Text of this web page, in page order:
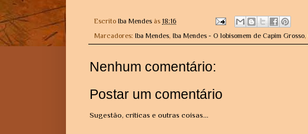
Escrito Iba Mendes às 18:16
Marcadores: Iba Mendes, Iba Mendes - O lobisomem de Capim Grosso,
Nenhum comentário:
Postar um comentário
Sugestão, críticas e outras coisas...